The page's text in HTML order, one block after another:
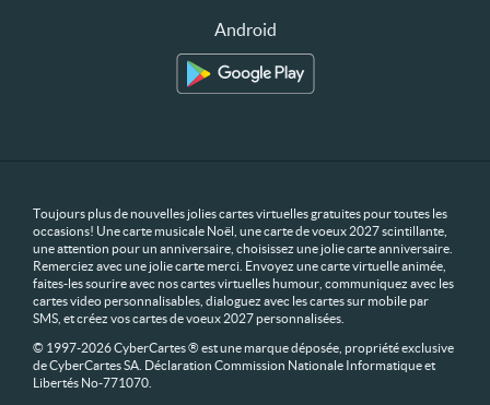
Android
Toujours plus de nouvelles jolies cartes virtuelles gratuites pour toutes les
occasions! Une carte musicale Noël, une carte de voeux 2027 scintillante,
une attention pour un anniversaire, choisissez une jolie carte anniversaire.
Remerciez avec une jolie carte merci. Envoyez une carte virtuelle animée,
faites-les sourire avec nos cartes virtuelles humour, communiquez avec les
cartes video personnalisables, dialoguez avec les cartes sur mobile par
SMS, et créez vos cartes de voeux 2027 personnalisées.
© 1997-2026 CyberCartes ® est une marque déposée, propriété exclusive
de CyberCartes SA. Déclaration Commission Nationale Informatique et
Libertés No-771070.